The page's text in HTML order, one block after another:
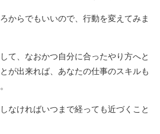
からでもいいので、行動を変えてみま
て、なおかつ自分に合ったやり方へと
が出来れば、あなたの仕事のスキルも
なければいつまで経っても近づくこと